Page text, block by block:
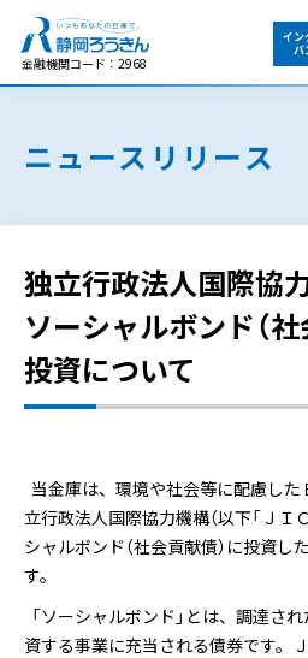
金融機関コード：2968
イン
バ
ニュースリリース
独立行政法人国際協
ソーシャルボンド（
投資について
当金庫は、環境や社会等に配慮し
立行政法人国際協力機構（以下「ＪＩ
シャルボンド（社会貢献債）に投資
す。
「ソーシャルボンド」とは、調達さ
資する事業に充当される債券です。